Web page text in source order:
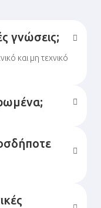
γνώσεις;
και μη τεχνικό